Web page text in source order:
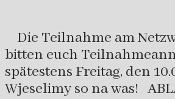
Die Teilnahme am
bitten euch
spätestens Freitag, den
Wjeselimy so na was!